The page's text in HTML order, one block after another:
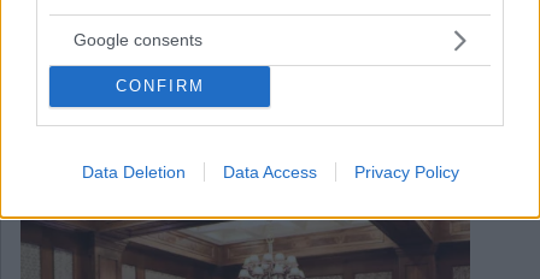
Google consents
CONFIRM
Data Deletion Data Access Privacy Policy
December 7, 2025